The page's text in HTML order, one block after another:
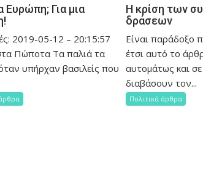
Για
μια
Ευρώπη!
Ευρώπη; Για μια
2019-05-12 – 20:15:57
Πώποτα Τα παλιά τα
υπήρχαν βασιλείς που
Η κρίση των
δράσεων
Είναι παράδοξο
έτσι αυτό το
αυτομάτως και
διαβάσουν τον...
Πολιτικά άρθρα